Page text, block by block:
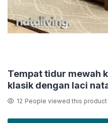
Tempat tidur mewah
klasik dengan laci
12 People viewed this product